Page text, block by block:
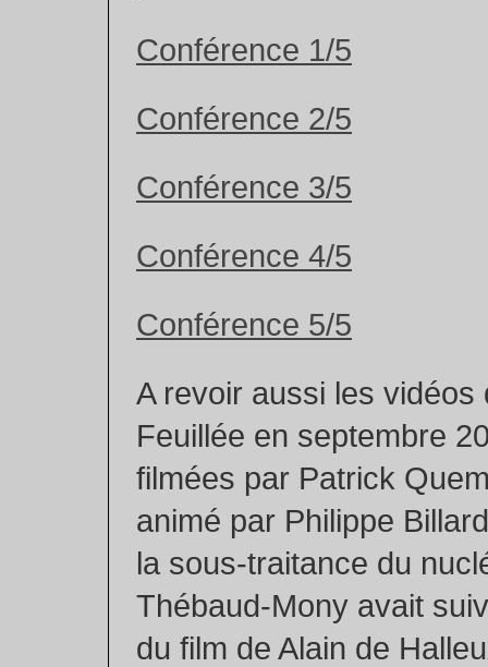
Conférence 1/5
Conférence 2/5
Conférence 3/5
Conférence 4/5
Conférence 5/5
A revoir aussi les vidéos
Feuillée en septembre
filmées par Patrick
animé par Philippe
la sous-traitance du
Thébaud-Mony avait
du film de Alain de